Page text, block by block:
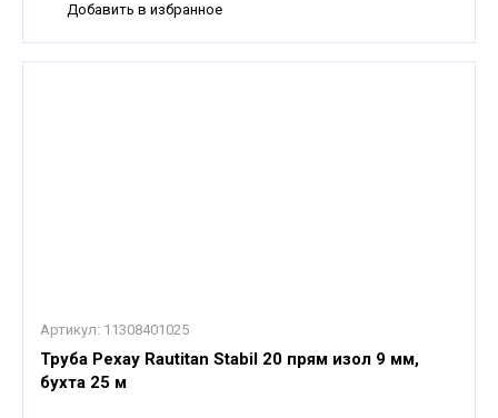
Добавить в избранное
Артикул: 11308401025
Труба Рехау Rautitan Stabil 20 прям изол 9 мм,
бухта 25 м